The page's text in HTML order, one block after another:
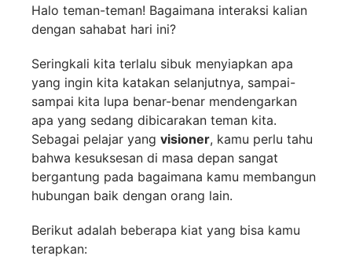
Halo teman-teman! Bagaimana interaksi kalian
dengan sahabat hari ini?
Seringkali kita terlalu sibuk menyiapkan apa
yang ingin kita katakan selanjutnya, sampai-
sampai kita lupa benar-benar mendengarkan
apa yang sedang dibicarakan teman kita.
Sebagai pelajar yang visioner, kamu perlu tahu
bahwa kesuksesan di masa depan sangat
bergantung pada bagaimana kamu membangun
hubungan baik dengan orang lain.
Berikut adalah beberapa kiat yang bisa kamu
terapkan: